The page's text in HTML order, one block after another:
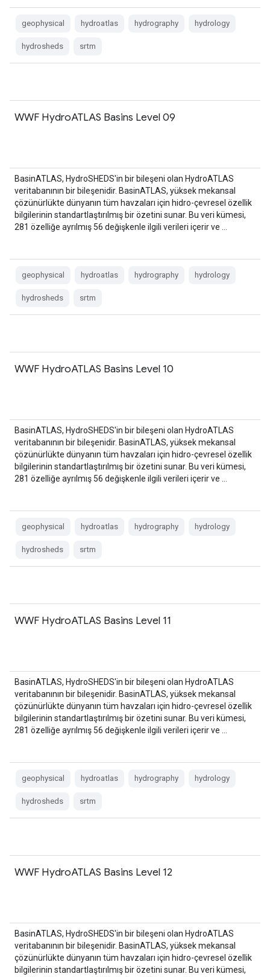
geophysical hydroatlas hydrography hydrology
hydrosheds srtm
WWF HydroATLAS Basins Level 09
BasinATLAS, HydroSHEDS'in bir bileşeni olan HydroATLAS
veritabanının bir bileşenidir. BasinATLAS, yüksek mekansal
çözünürlükte dünyanın tüm havzaları için hidro-çevresel özellik
bilgilerinin standartlaştırılmış bir özetini sunar. Bu veri kümesi,
281 özelliğe ayrılmış 56 değişkenle ilgili verileri içerir ve …
geophysical hydroatlas hydrography hydrology
hydrosheds srtm
WWF HydroATLAS Basins Level 10
BasinATLAS, HydroSHEDS'in bir bileşeni olan HydroATLAS
veritabanının bir bileşenidir. BasinATLAS, yüksek mekansal
çözünürlükte dünyanın tüm havzaları için hidro-çevresel özellik
bilgilerinin standartlaştırılmış bir özetini sunar. Bu veri kümesi,
281 özelliğe ayrılmış 56 değişkenle ilgili verileri içerir ve …
geophysical hydroatlas hydrography hydrology
hydrosheds srtm
WWF HydroATLAS Basins Level 11
BasinATLAS, HydroSHEDS'in bir bileşeni olan HydroATLAS
veritabanının bir bileşenidir. BasinATLAS, yüksek mekansal
çözünürlükte dünyanın tüm havzaları için hidro-çevresel özellik
bilgilerinin standartlaştırılmış bir özetini sunar. Bu veri kümesi,
281 özelliğe ayrılmış 56 değişkenle ilgili verileri içerir ve …
geophysical hydroatlas hydrography hydrology
hydrosheds srtm
WWF HydroATLAS Basins Level 12
BasinATLAS, HydroSHEDS'in bir bileşeni olan HydroATLAS
veritabanının bir bileşenidir. BasinATLAS, yüksek mekansal
çözünürlükte dünyanın tüm havzaları için hidro-çevresel özellik
bilgilerinin standartlaştırılmış bir özetini sunar. Bu veri kümesi,